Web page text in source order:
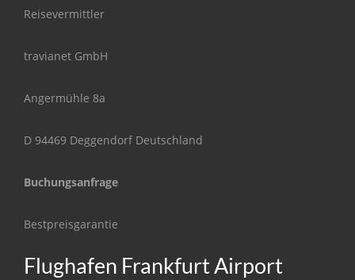
Reisevermittler
travianet GmbH
Angermühle 8a
D 94469 Deggendorf Deutschland
Buchungsanfrage
Bestpreisgarantie
Flughafen Frankfurt Airport